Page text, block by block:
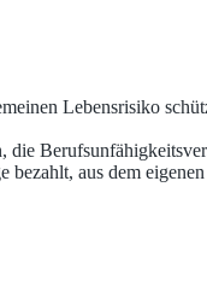
Lebensrisiko
aus dem